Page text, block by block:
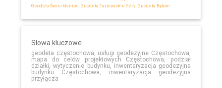
Geodeta Świerklaniec Geodeta Tarnowskie Góry Geodeta Bytom
Słowa kluczowe
geodeta częstochowa, usługi geodezyjne Częstochowa,
mapa do celów projektowych Częstochowa, podział
działki, wytyczenie budynku, inwentaryzacja geodezyjna
budynku Częstochowa, inwentaryzacja geodezyjna
przyłącza